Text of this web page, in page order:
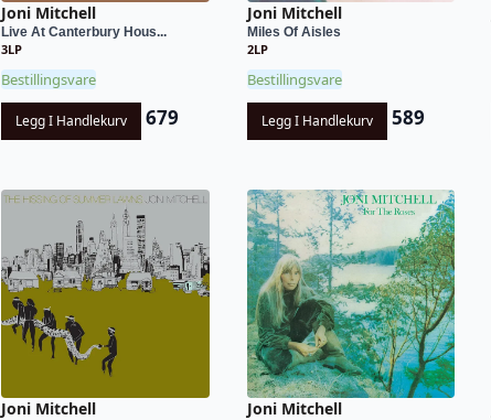
Joni Mitchell
Live At Canterbury Hous...
3LP
Bestillingsvare
Legg I Handlekurv 679
Joni Mitchell
Miles Of Aisles
2LP
Bestillingsvare
Legg I Handlekurv 589
Joni Mitchell Joni Mitchell